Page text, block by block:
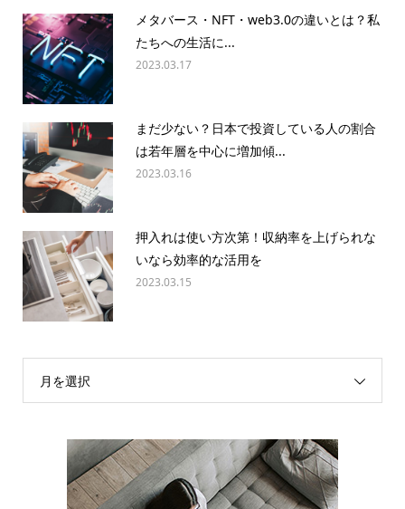
メタバース・NFT・web3.0の違いとは？私
たちへの生活に...
2023.03.17
まだ少ない？日本で投資している人の割合
は若年層を中心に増加傾...
2023.03.16
押入れは使い方次第！収納率を上げられな
いなら効率的な活用を
2023.03.15
月を選択